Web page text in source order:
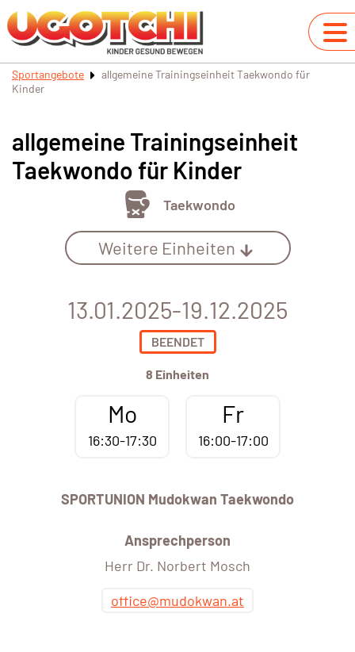
Sportangebote
allgemeine Trainingseinheit Taekwondo für
Kinder
allgemeine Trainingseinheit
Taekwondo für Kinder
Taekwondo
Weitere Einheiten
13.01.2025-19.12.2025
BEENDET
8 Einheiten
Mo
16:30-17:30
Fr
16:00-17:00
SPORTUNION Mudokwan Taekwondo
Ansprechperson
Herr Dr. Norbert Mosch
office@mudokwan.at